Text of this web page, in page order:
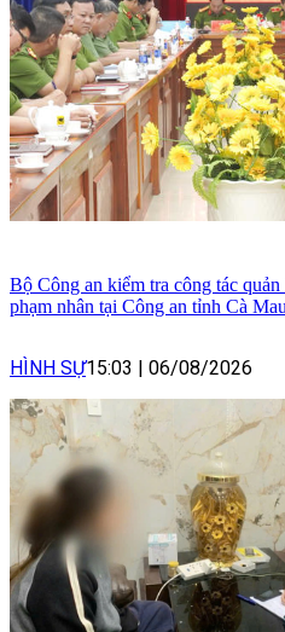
Bộ Công an kiểm tra công tác
phạm nhân tại Công an tỉnh Cà Mau
HÌNH SỰ15:03 06/08/2026